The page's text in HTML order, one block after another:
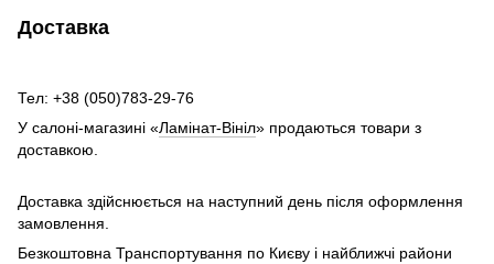
Доставка
Тел: +38 (050)783-29-76
У салоні-магазині «Ламінат-Вініл» продаються товари з
доставкою.
Доставка здійснюється на наступний день після оформлення
замовлення.
Безкоштовна Транспортування по Києву і найближчі райони